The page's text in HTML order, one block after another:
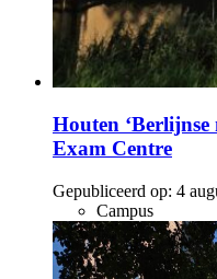
Houten
Exam Centre
Gepubliceerd op: 4
Campus